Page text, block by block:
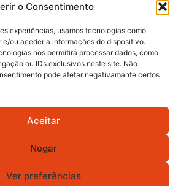
o Consentimento
experiências, usamos tecnologias como
ou aceder a informações do dispositivo.
nos permitirá processar dados, como
ou IDs exclusivos neste site. Não
pode afetar negativamante certos
Aceitar
Negar
Ver preferências
de risco
QUERO ADERIR
de Privacidade